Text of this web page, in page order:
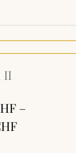
II
–